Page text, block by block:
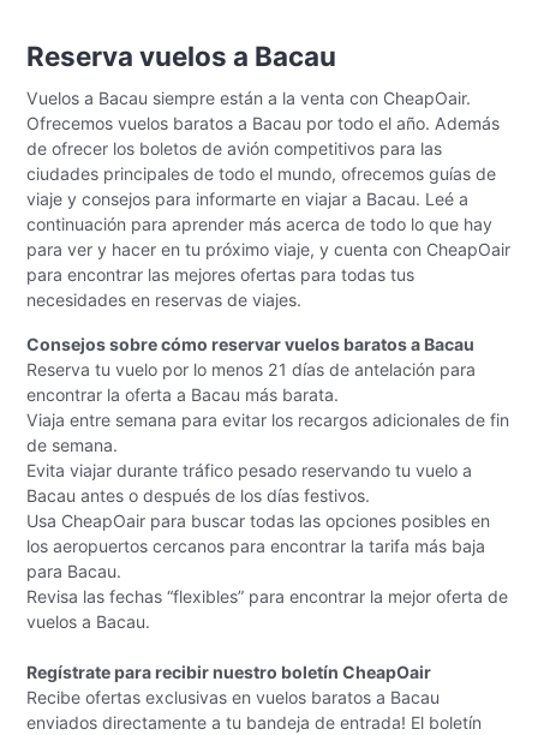
Reserva vuelos a Bacau
Vuelos a Bacau siempre están a la venta con CheapOair.
Ofrecemos vuelos baratos a Bacau por todo el año. Además
de ofrecer los boletos de avión competitivos para las
ciudades principales de todo el mundo, ofrecemos guías de
viaje y consejos para informarte en viajar a Bacau. Leé a
continuación para aprender más acerca de todo lo que hay
para ver y hacer en tu próximo viaje, y cuenta con CheapOair
para encontrar las mejores ofertas para todas tus
necesidades en reservas de viajes.
Consejos sobre cómo reservar vuelos baratos a Bacau
Reserva tu vuelo por lo menos 21 días de antelación para
encontrar la oferta a Bacau más barata.
Viaja entre semana para evitar los recargos adicionales de fin
de semana.
Evita viajar durante tráfico pesado reservando tu vuelo a
Bacau antes o después de los días festivos.
Usa CheapOair para buscar todas las opciones posibles en
los aeropuertos cercanos para encontrar la tarifa más baja
para Bacau.
Revisa las fechas “flexibles” para encontrar la mejor oferta de
vuelos a Bacau.
Regístrate para recibir nuestro boletín CheapOair
Recibe ofertas exclusivas en vuelos baratos a Bacau
enviados directamente a tu bandeja de entrada! El boletín